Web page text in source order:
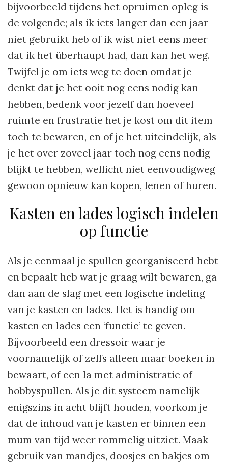
bijvoorbeeld tijdens het opruimen opleg is
de volgende; als ik iets langer dan een jaar
niet gebruikt heb of ik wist niet eens meer
dat ik het überhaupt had, dan kan het weg.
Twijfel je om iets weg te doen omdat je
denkt dat je het ooit nog eens nodig kan
hebben, bedenk voor jezelf dan hoeveel
ruimte en frustratie het je kost om dit item
toch te bewaren, en of je het uiteindelijk, als
je het over zoveel jaar toch nog eens nodig
blijkt te hebben, wellicht niet eenvoudigweg
gewoon opnieuw kan kopen, lenen of huren.
Kasten en lades logisch indelen
op functie
Als je eenmaal je spullen georganiseerd hebt
en bepaalt heb wat je graag wilt bewaren, ga
dan aan de slag met een logische indeling
van je kasten en lades. Het is handig om
kasten en lades een ‘functie’ te geven.
Bijvoorbeeld een dressoir waar je
voornamelijk of zelfs alleen maar boeken in
bewaart, of een la met administratie of
hobbyspullen. Als je dit systeem namelijk
enigszins in acht blijft houden, voorkom je
dat de inhoud van je kasten er binnen een
mum van tijd weer rommelig uitziet. Maak
gebruik van mandjes, doosjes en bakjes om